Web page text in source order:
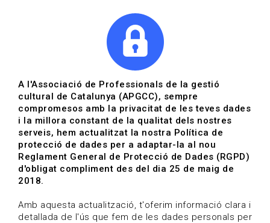
Actualitza't
Vols estar al dia?
HOME / BLOG
Estigues al dia
A l'Associació de Professionals de la gestió
cultural de Catalunya (APGCC), sempre
compromesos amb la privacitat de les teves dades
i la millora constant de la qualitat dels nostres
serveis, hem actualitzat la nostra Política de
protecció de dades per a adaptar-la al nou
Reglament General de Protecció de Dades (RGPD)
d'obligat compliment des del dia 25 de maig de
2018.
Amb aquesta actualització, t'oferim informació clara i
detallada de l'ús que fem de les dades personals per